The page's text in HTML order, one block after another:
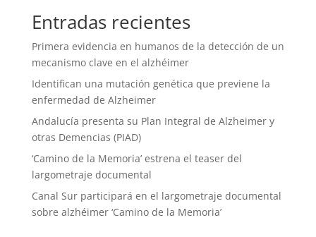
Entradas recientes
Primera evidencia en humanos de la detección de un
mecanismo clave en el alzhéimer
Identifican una mutación genética que previene la
enfermedad de Alzheimer
Andalucía presenta su Plan Integral de Alzheimer y
otras Demencias (PIAD)
‘Camino de la Memoria’ estrena el teaser del
largometraje documental
Canal Sur participará en el largometraje documental
sobre alzhéimer ‘Camino de la Memoria’